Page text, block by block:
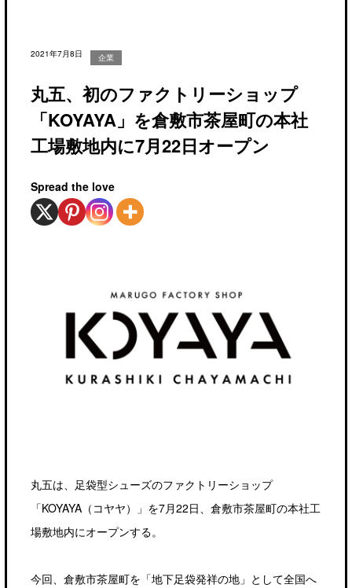
2021年7月8日 企業
丸五、初のファクトリーショップ
「KOYAYA」を倉敷市茶屋町の本社
工場敷地内に7月22日オープン
Spread the love
丸五は、足袋型シューズのファクトリーショップ
「KOYAYA（コヤヤ）」を7月22日、倉敷市茶屋町の本社工
場敷地内にオープンする。
今回、倉敷市茶屋町を「地下足袋発祥の地」として全国へ